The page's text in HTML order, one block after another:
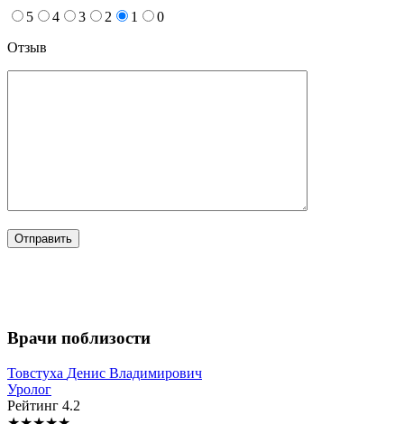
5 4 3 2 1
0
Отзыв
Врачи поблизости
Товстуха Денис Владимирович
Уролог
Рейтинг 4.2